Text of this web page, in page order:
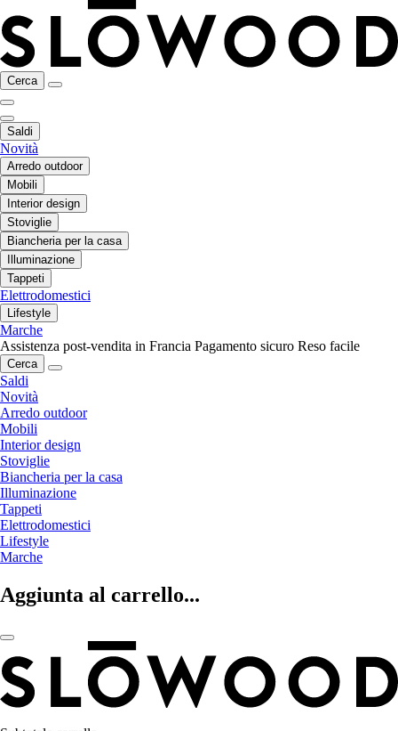
Cerca
Saldi
Novità
Arredo outdoor
Mobili
Interior design
Stoviglie
Biancheria per la casa
Illuminazione
Tappeti
Elettrodomestici
Lifestyle
Marche
Assistenza post-vendita in Francia Pagamento sicuro Reso facile
Cerca
Saldi
Novità
Arredo outdoor
Mobili
Interior design
Stoviglie
Biancheria per la casa
Illuminazione
Tappeti
Elettrodomestici
Lifestyle
Marche
Aggiunta al carrello...